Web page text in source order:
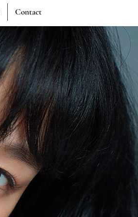
Contact